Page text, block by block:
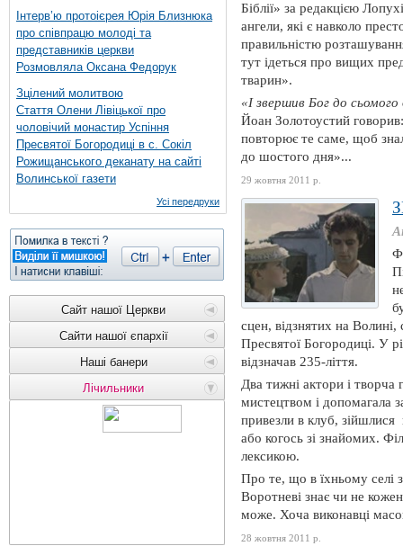
Інтерв’ю протоієрея Юрія Близнюка
про співпрацю молоді та
представників церкви
Розмовляла Оксана Федорук
Зцілений молитвою
Стаття Олени Лівіцької про
чоловічий монастир Успіння
Пресвятої Богородиці в с. Сокіл
Рожищанського деканату на сайті
Волинської газети
Усі передруки
Сайт нашої Церкви
Сайти нашої єпархії
Наші банери
Лічильники
Біблії» за редакцією
ангели, які є навколо
правильністю
тут ідеться про вищих
тварин».
«І звершив Бог до сьомого
Йоан Золотоустий
повторює те саме, щоб
до шостого дня»...
29 жовтня 2011 р.
сцен, відзнятих на Волині,
Пресвятої Богородиці. У
відзначав 235-ліття.
Два тижні актори і
мистецтвом і допомагала
привезли в клуб,
або когось зі знайомих.
лексикою.
Про те, що в їхньому селі
Воротневі знає чи не
може. Хоча виконавці
28 жовтня 2011 р.